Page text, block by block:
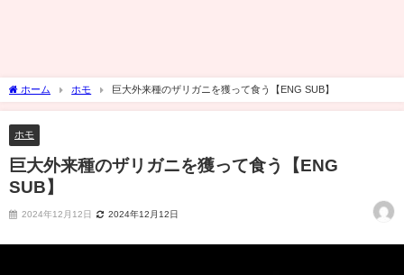
ホーム ホモ 巨大外来種のザリガニを獲って食う【ENG SUB】
ホモ
巨大外来種のザリガニを獲って食う【ENG
SUB】
2024年12月12日 2024年12月12日